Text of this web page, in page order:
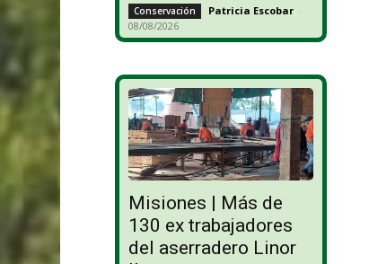
Conservación Patricia Escobar -
08/08/2026
Misiones | Más de
130 ex trabajadores
del aserradero Linor